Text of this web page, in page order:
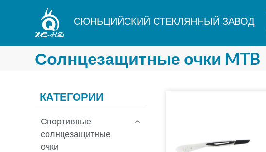
содержимому СЮНЬЦИЙСКИЙ СТЕКЛЯННЫЙ ЗАВОД
Солнцезащитные очки MTB
КАТЕГОРИИ
Спортивные
солнцезащитные
очки